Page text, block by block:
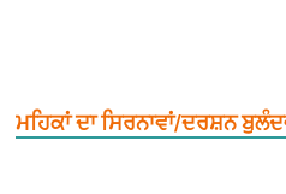
ਮਹਿਕਾਂ ਦਾ ਸਿਰਨਾਵਾਂ/ਦਰਸ਼ਨ